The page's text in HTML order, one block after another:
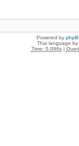
Powered by
Thai language by
Time: 0.096s|